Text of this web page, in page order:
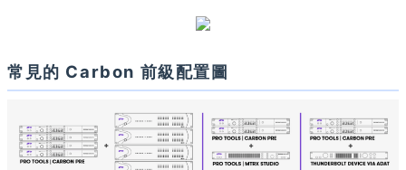
常見的 Carbon 前級配置圖